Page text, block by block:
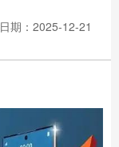
日期：2025-12-21